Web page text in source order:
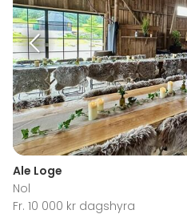
Ale Loge
Nol
Fr. 10 000 kr dagshyra